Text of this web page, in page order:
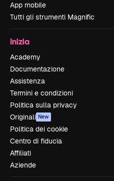
App mobile
Tutti gli strumenti Magnific
Inizia
Academy
Documentazione
Assistenza
Termini e condizioni
Politica sulla privacy
Originali New
Politica dei cookie
Centro di fiducia
Affiliati
Aziende